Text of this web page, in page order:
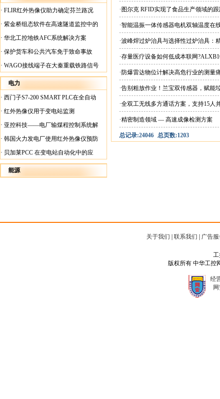
· FLIR红外热像仪助力确定芬兰路况
· 紫金桥组态软件在高速隧道监控中的
应用
· 华北工控地铁AFC系统解决方案
· 保护货车和公共汽车免于致命事故
· WAGO接线端子在大秦重载铁路信号
楼设备中的应用
电力
· 西门子S7-200 SMART PLC在全自动
蓄电池短路内阻检测机上的应用
· 红外热像仪用于变电站监测
· 亚控科技——电厂输煤程控制系统解
决方案
· 韩国火力发电厂使用红外热像仪预防
火灾
· 贝加莱PCC 在变电站自动化中的应
用
能源
·图尔克 RFID实现了食品生产领域的
·智能温振一体传感器电机双轴温度在
·波峰焊过炉治具与选择性过炉治具：
·存量医疗设备如何低成本联网
·防爆雷达物位计解决高危行业的测量
·告别粗放作业！兰宝双传感器，赋能
·全双工无线多方通话方案，支持15人
·精密制造领域 — 高速成像检测方案
总记录:24046 总页数:1203
关于我们 联系我们 广告
工
版权所有 中华工控
经